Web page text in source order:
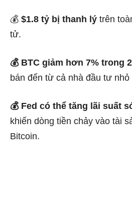
💰 $1.8 tỷ bị thanh lý trên
tử.
💰 BTC giảm hơn 7% trong
bán đến từ cả nhà đầu tư
💰 Fed có thể tăng lãi suất
khiến dòng tiền chảy vào tài
Bitcoin.